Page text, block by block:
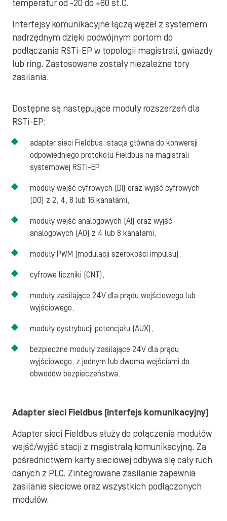
temperatur od -20 do +60 st.C.
Interfejsy komunikacyjne łączą węzeł z systemem
nadrzędnym dzięki podwójnym portom do
podłączania RSTi-EP w topologii magistrali, gwiazdy
lub ring. Zastosowane zostały niezależne tory
zasilania.
Dostępne są następujące moduły rozszerzeń dla
RSTi-EP:
adapter sieci Fieldbus: stacja główna do konwersji
odpowiedniego protokołu Fieldbus na magistrali
systemowej RSTi-EP,
moduły wejść cyfrowych (DI) oraz wyjść cyfrowych
(DO) z 2, 4, 8 lub 16 kanałami,
moduły wejść analogowych (AI) oraz wyjść
analogowych (AO) z 4 lub 8 kanałami,
moduły PWM (modulacji szerokości impulsu),
cyfrowe liczniki (CNT),
moduły zasilające 24V dla prądu wejściowego lub
wyjściowego,
moduły dystrybucji potencjału (AUX),
bezpieczne moduły zasilające 24V dla prądu
wyjściowego, z jednym lub dwoma wejściami do
obwodów bezpieczeństwa.
Adapter sieci Fieldbus (interfejs komunikacyjny)
Adapter sieci Fieldbus służy do połączenia modułów
wejść/wyjść stacji z magistralą komunikacyjną. Za
pośrednictwem karty sieciowej odbywa się cały ruch
danych z PLC. Zintegrowane zasilanie zapewnia
zasilanie sieciowe oraz wszystkich podłączonych
modułów.